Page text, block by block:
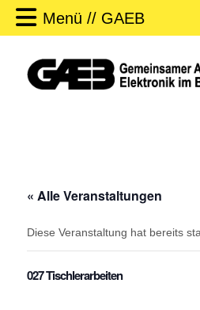
Menü // GAEB
« Alle Veranstaltungen
Diese Veranstaltung hat bereits
027 Tischlerarbeiten